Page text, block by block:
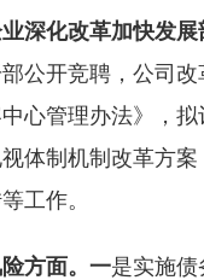
深化改革加快发展
公开竞聘，公司
心管理办法》，
体制机制改革方
工作。
方面。 一是实施